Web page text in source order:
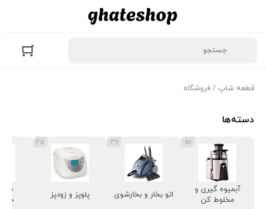
قطعه شاپ / فروشگاه
دسته‌ها
آبمیوه گیری و
مخلوط کن
51
اتو بخار و بخارشوی
39
پلوپز و زودپز
25